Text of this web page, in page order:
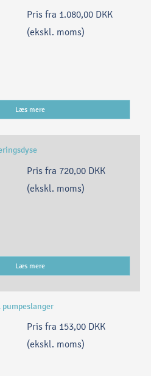
Pris fra 1.080,00 DKK
(ekskl. moms)
Læs mere
Pris fra 720,00 DKK
(ekskl. moms)
Læs mere
pumpeslanger
Pris fra 153,00 DKK
(ekskl. moms)